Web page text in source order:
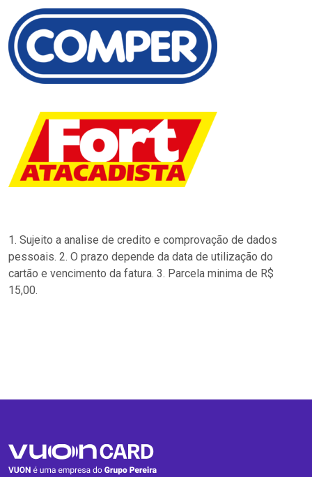
1. Sujeito a analise de credito e comprovação de dados
pessoais. 2. O prazo depende da data de utilização do
cartão e vencimento da fatura. 3. Parcela minima de R$
15,00.